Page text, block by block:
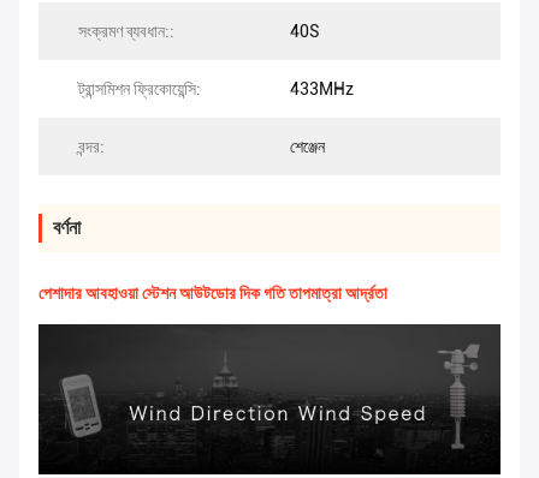
সংক্রমণ ব্যবধান:: 40S
ট্রান্সমিশন ফ্রিকোয়েন্সি: 433MHz
বন্দর: শেঞ্জেন
বর্ণনা
পেশাদার আবহাওয়া স্টেশন আউটডোর দিক গতি তাপমাত্রা আর্দ্রতা